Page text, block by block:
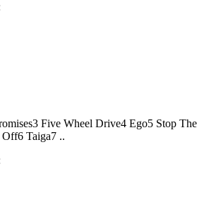
Five Wheel Drive4 Ego5 Stop The
Taiga7 ..